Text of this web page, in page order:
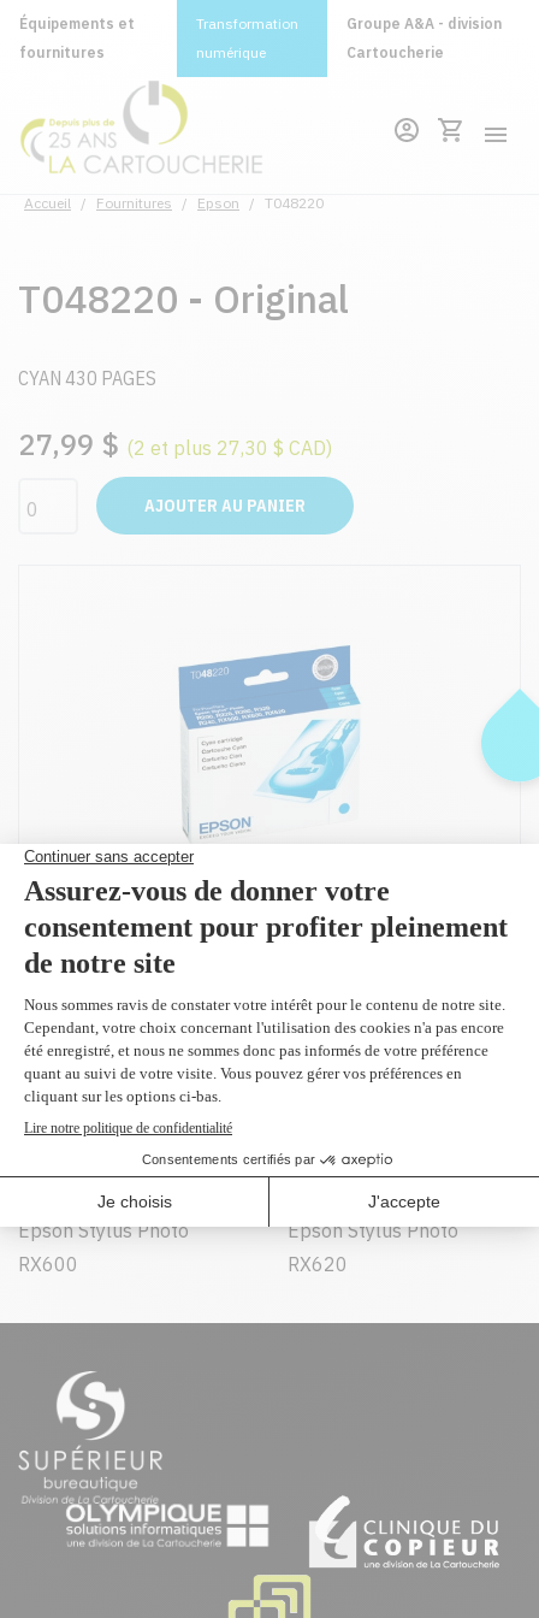
Équipements et
fournitures
Transformation
numérique
Groupe A&A - division
Cartoucherie
Accueil / Fournitures / Epson / T048220
T048220 - Original
CYAN 430 PAGES
27,99 $ (2 et plus 27,30 $ CAD)
AJOUTER AU PANIER
Peut être utilisé dans :
Epson Stylus Photo R200
Epson Stylus Photo R220
Epson Stylus Photo R300
Epson Stylus Photo R340
Epson Stylus Photo
RX500
Epson Stylus Photo
RX600
Epson Stylus Photo
RX620